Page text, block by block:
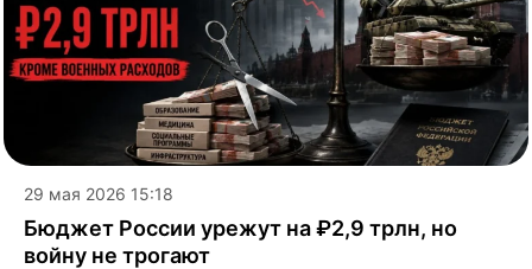
29 мая 2026 15:18
Бюджет России урежут на ₽2,9 трлн, но
войну не трогают